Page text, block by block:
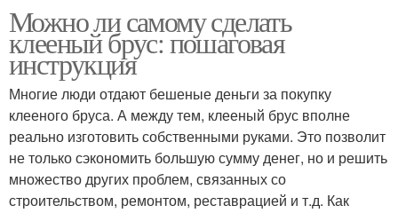
Можно ли самому сделать
клееный брус: пошаговая
инструкция
Многие люди отдают бешеные деньги за покупку
клееного бруса. А между тем, клееный брус вполне
реально изготовить собственными руками. Это позволит
не только сэкономить большую сумму денег, но и решить
множество других проблем, связанных со
строительством, ремонтом, реставрацией и т.д. Как